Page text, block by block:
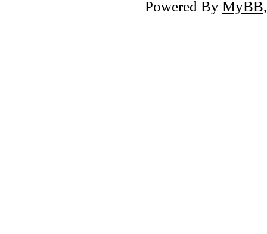
Powered By MyBB